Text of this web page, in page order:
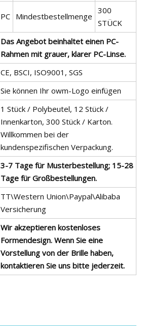
PC Mindestbestellmenge
300
STÜCK
Das Angebot beinhaltet einen PC-
Rahmen mit grauer, klarer PC-Linse.
CE, BSCI, ISO9001, SGS
Sie können Ihr owm-Logo einfügen
1 Stück / Polybeutel, 12 Stück /
Innenkarton, 300 Stück / Karton.
Willkommen bei der
kundenspezifischen Verpackung.
3-7 Tage für Musterbestellung; 15-28
Tage für Großbestellungen.
TT\Western Union\Paypal\Alibaba
Versicherung
Wir akzeptieren kostenloses
Formendesign. Wenn Sie eine
Vorstellung von der Brille haben,
kontaktieren Sie uns bitte jederzeit.